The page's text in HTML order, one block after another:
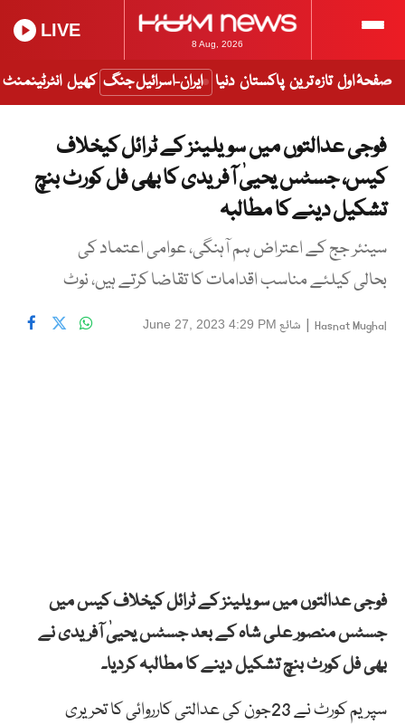
8 Aug, 2026
LIVE
صفحۂ اول تازہ ترین پاکستان دنیا ایران-اسرائیل جنگ کھیل انٹرٹینمنٹ
فوجی عدالتوں میں سویلینز کے ٹرائل کیخلاف
کیس، جسٹس یحییٰ آفریدی کا بھی فل کورٹ بنچ
تشکیل دینے کا مطالبہ
سینئر جج کے اعتراض ہم آہنگی، عوامی اعتماد کی
بحالی کیلئے مناسب اقدامات کا تقاضا کرتے ہیں، نوٹ
Hasnat Mughal
| شائع June 27, 2023 4:29 PM
فوجی عدالتوں میں سویلینز کے ٹرائل کیخلاف کیس میں
جسٹس منصور علی شاہ کے بعد جسٹس یحییٰ آفریدی نے
بھی فل کورٹ بنچ تشکیل دینے کا مطالبہ کردیا۔
سپریم کورٹ نے 23جون کی عدالتی کارروائی کا تحریری